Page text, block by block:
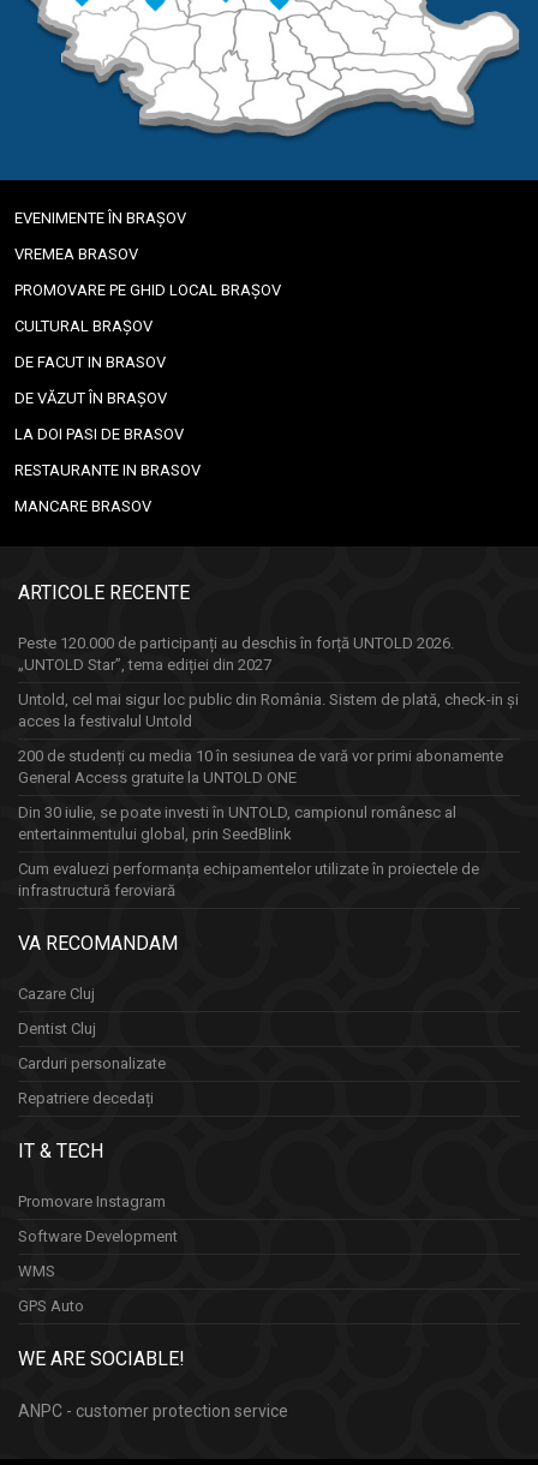
EVENIMENTE ÎN BRAȘOV
VREMEA BRASOV
PROMOVARE PE GHID LOCAL BRAȘOV
CULTURAL BRAȘOV
DE FACUT IN BRASOV
DE VĂZUT ÎN BRAȘOV
LA DOI PASI DE BRASOV
RESTAURANTE IN BRASOV
MANCARE BRASOV
ARTICOLE RECENTE
Peste 120.000 de participanți au deschis în forță UNTOLD 2026.
„UNTOLD Star”, tema ediției din 2027
Untold, cel mai sigur loc public din România. Sistem de plată, check-in și
acces la festivalul Untold
200 de studenți cu media 10 în sesiunea de vară vor primi abonamente
General Access gratuite la UNTOLD ONE
Din 30 iulie, se poate investi în UNTOLD, campionul românesc al
entertainmentului global, prin SeedBlink
Cum evaluezi performanța echipamentelor utilizate în proiectele de
infrastructură feroviară
VA RECOMANDAM
Cazare Cluj
Dentist Cluj
Carduri personalizate
Repatriere decedați
IT & TECH
Promovare Instagram
Software Development
WMS
GPS Auto
WE ARE SOCIABLE!
ANPC - customer protection service